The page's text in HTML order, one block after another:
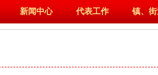
新闻中心 代表工作 镇、